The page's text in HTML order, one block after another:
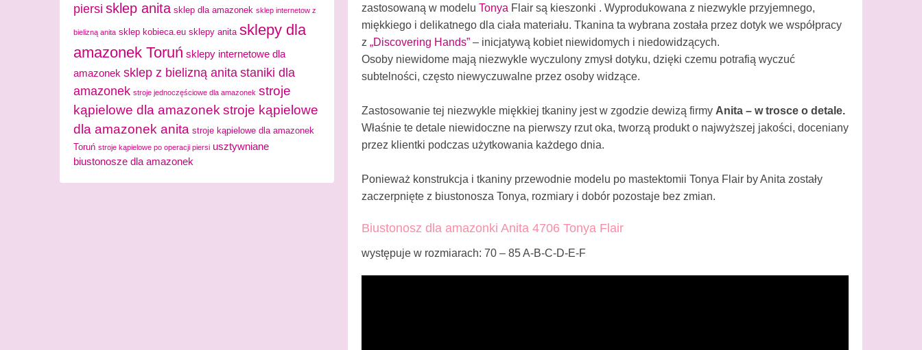
zastosowaną w modelu Tonya Flair są kieszonki . Wyprodukowana z niezwykle przyjemnego,
miękkiego i delikatnego dla ciała materiału. Tkanina ta wybrana została przez dotyk we współpracy
z „Discovering Hands” – inicjatywą kobiet niewidomych i niedowidzących.
Osoby niewidome mają niezwykle wyczulony zmysł dotyku, dzięki czemu potrafią wyczuć
subtelności, często niewyczuwalne przez osoby widzące.
Zastosowanie tej niezwykle miękkiej tkaniny jest w zgodzie dewizą firmy Anita – w trosce o detale.
Właśnie te detale niewidoczne na pierwszy rzut oka, tworzą produkt o najwyższej jakości, doceniany
przez klientki podczas użytkowania każdego dnia.
Ponieważ konstrukcja i tkaniny przewodnie modelu po mastektomii Tonya Flair by Anita zostały
zaczerpnięte z biustonosza Tonya, rozmiary i dobór pozostaje bez zmian.
Biustonosz dla amazonki Anita 4706 Tonya Flair
występuje w rozmiarach: 70 – 85 A-B-C-D-E-F
piersi sklep anita sklep dla amazonek sklep internetow z
bielizną anita sklep kobieca.eu sklepy anita sklepy dla
amazonek Toruń sklepy internetowe dla
amazonek sklep z bielizną anita staniki dla
amazonek stroje jednoczęściowe dla amazonek stroje
kąpielowe dla amazonek stroje kąpielowe
dla amazonek anita stroje kąpielowe dla amazonek
Toruń stroje kąpielowe po operacji piersi usztywniane
biustonosze dla amazonek